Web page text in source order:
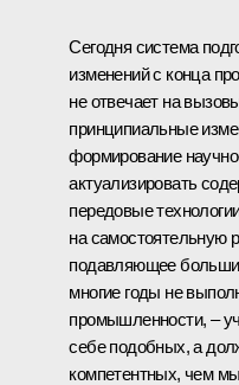
Сегодня система
изменений с конца
не отвечает на
принципиальные
формирование
актуализировать
передовые
на самостоятельную
подавляющее
многие годы не
промышленности, –
себе подобных, а
компетентных, чем